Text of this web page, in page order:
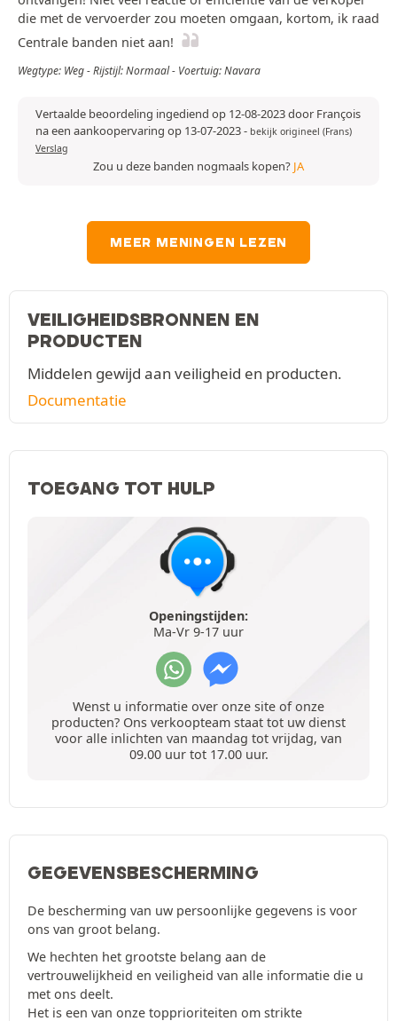
die met de vervoerder zou moeten omgaan, kortom, ik raad
Centrale banden niet aan!
Wegtype: Weg - Rijstijl: Normaal - Voertuig: Navara
Vertaalde beoordeling ingediend op 12-08-2023 door François
na een aankoopervaring op 13-07-2023- bekijk origineel (Frans)
Verslag
Zou u deze banden nogmaals kopen? JA
MEER MENINGEN LEZEN
VEILIGHEIDSBRONNEN EN
PRODUCTEN
Middelen gewijd aan veiligheid en producten.
Documentatie
TOEGANG TOT HULP
Openingstijden:
Ma-Vr 9-17 uur
Wenst u informatie over onze site of onze
producten? Ons verkoopteam staat tot uw dienst
voor alle inlichten van maandag tot vrijdag, van
09.00 uur tot 17.00 uur.
GEGEVENSBESCHERMING
De bescherming van uw persoonlijke gegevens is voor
ons van groot belang.
We hechten het grootste belang aan de
vertrouwelijkheid en veiligheid van alle informatie die u
met ons deelt.
Het is een van onze topprioriteiten om strikte